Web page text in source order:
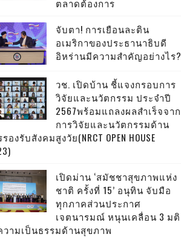
ตลาดต้องการ
จับตา! การเยือนละติน
อเมริกาของประธานาธิบดี
อิหร่านมีความสำคัญอย่างไร?
วช. เปิดบ้าน ชี้แจงกรอบการ
วิจัยและนวัตกรรม ประจำปี
2567พร้อมแถลงผลสำเร็จจาก
การวิจัยและนวัตกรรมด้าน
องรับสังคมสูงวัย(NRCT OPEN HOUSE
เปิดม่าน ‘สมัชชาสุขภาพแห่ง
ชาติ ครั้งที่ 15’ อนุทิน จับมือ
ทุกภาคส่วนประกาศ
เจตนารมณ์ หนุนเคลื่อน 3 มติ
วามเป็นธรรมด้านสุขภาพ